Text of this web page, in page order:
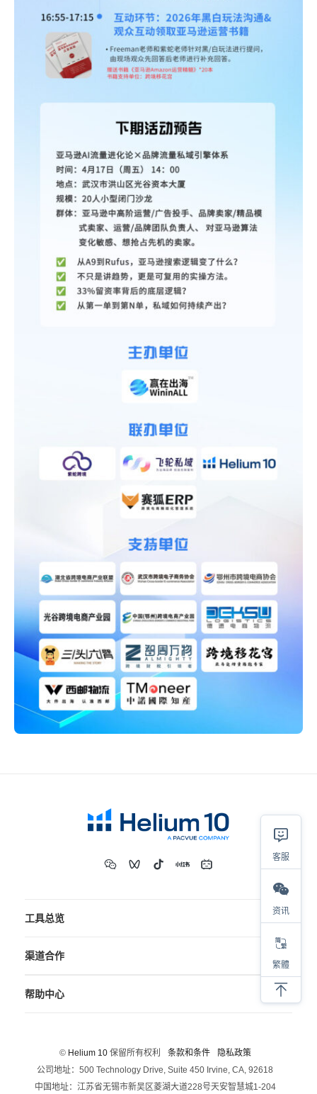
工具总览
渠道合作
帮助中心
© Helium 10保留所有权利 条款和条件
隐私政策
公司地址：500 Technology Drive, Suite 450 Irvine, CA, 92618
中国地址：江苏省无锡市新吴区菱湖大道228号天安智慧城1-204
客服
资讯
繁體